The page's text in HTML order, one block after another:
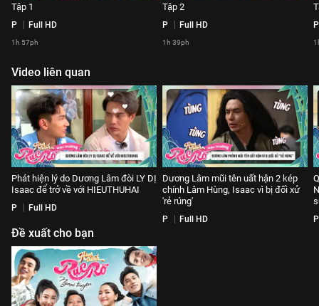
Tập 1
P Full HD
1h 57ph
Tập 2
P Full HD
1h 39ph
P
Video liên quan
Phát hiện lý do Dương Lâm đòi LY DỊ
Isaac để trở về với HIEUTHUHAI
P Full HD
Dương Lâm mũi tên uất hận 2 kép
chính Lâm Hùng, Isaac vì bị đối xử
'rẻ rúng'
P Full HD P
Đề xuất cho bạn